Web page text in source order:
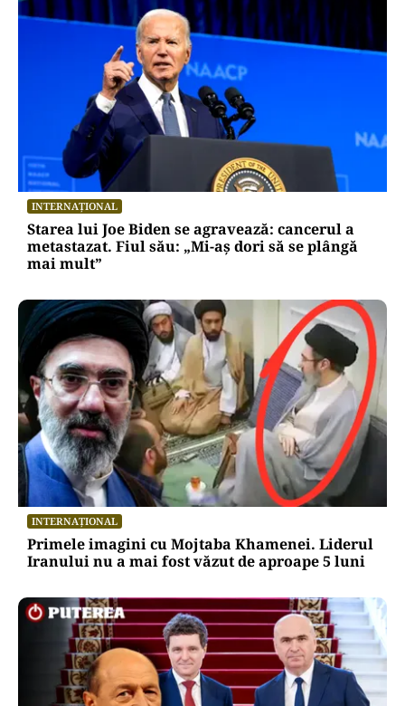
INTERNAȚIONAL
Starea lui Joe Biden se agravează: cancerul a
metastazat. Fiul său: „Mi-aș dori să se plângă
mai mult”
INTERNAȚIONAL
Primele imagini cu Mojtaba Khamenei. Liderul
Iranului nu a mai fost văzut de aproape 5 luni